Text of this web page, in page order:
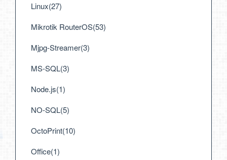
Linux(27)
Mikrotik RouterOS(53)
Mjpg-Streamer(3)
MS-SQL(3)
Node.js(1)
NO-SQL(5)
OctoPrint(10)
Office(1)